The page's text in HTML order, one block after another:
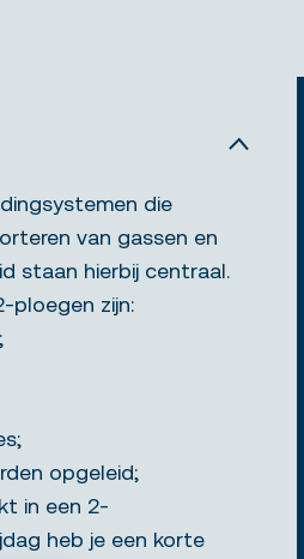
die
van gassen en
staan hierbij centraal.
ploegen zijn:
opgeleid;
in een 2-
heb je een korte